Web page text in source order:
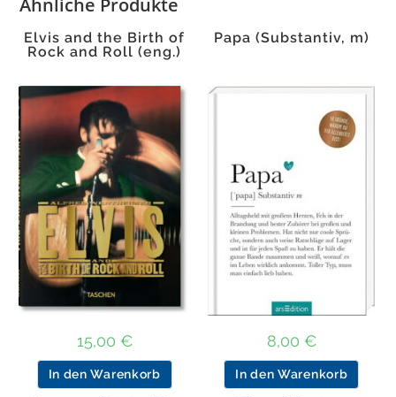
Elvis and the Birth of
Rock and Roll (eng.)
15,00 €
In den Warenkorb
Papa (Substantiv, m)
8,00 €
In den Warenkorb